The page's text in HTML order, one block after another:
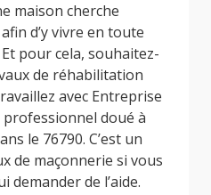
maison cherche
d’y vivre en toute
pour cela, souhaitez-
de réhabilitation
avec Entreprise
doué à
le 76790. C’est un
de maçonnerie si vous
demander de l’aide.